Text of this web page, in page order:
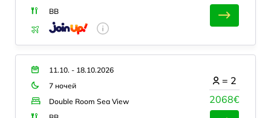
BB
11.10. - 18.10.2026
7 ночей
Double Room Sea View
2068€
= 2